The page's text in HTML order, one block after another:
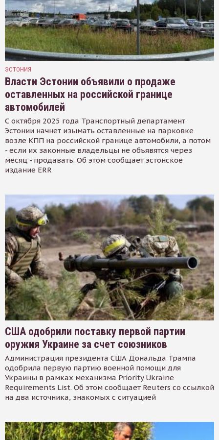
ЭСТОНИЯ
Власти Эстонии объявили о продаже
оставленных на российской границе
автомобилей
С октября 2025 года Транспортный департамент
Эстонии начнет изымать оставленные на парковке
возле КПП на российской границе автомобили, а потом
- если их законные владельцы не объявятся через
месяц - продавать. Об этом сообщает эстонское
издание ERR
США одобрили поставку первой партии
оружия Украине за счет союзников
Администрация президента США Дональда Трампа
одобрила первую партию военной помощи для
Украины в рамках механизма Priority Ukraine
Requirements List. Об этом сообщает Reuters со ссылкой
на два источника, знакомых с ситуацией